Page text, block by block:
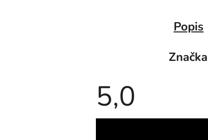
Popis
Značka
5,0
Průměrné